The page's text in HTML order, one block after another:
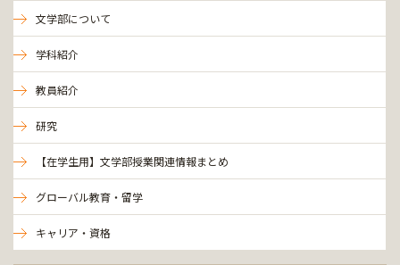
文学部について
学科紹介
教員紹介
研究
【在学生用】文学部授業関連情報まとめ
グローバル教育・留学
キャリア・資格